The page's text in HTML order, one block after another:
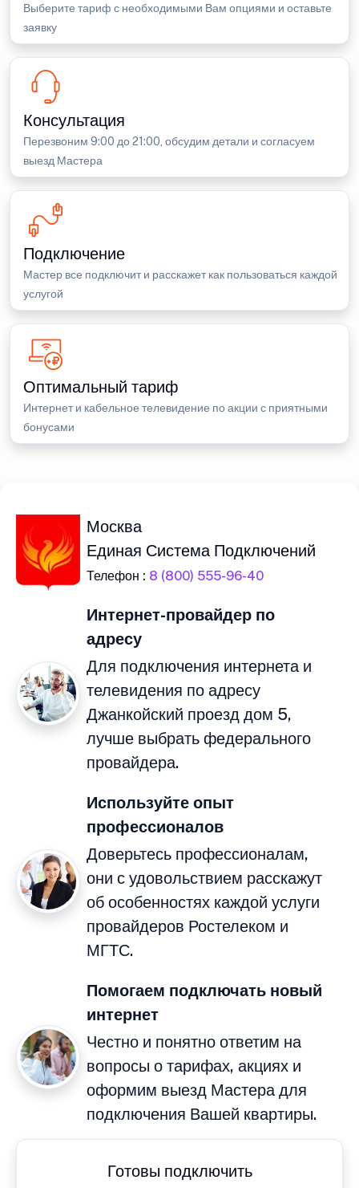
Выберите тариф с необходимыми Вам опциями и оставьте
заявку
Консультация
Перезвоним 9:00 до 21:00, обсудим детали и согласуем
выезд Мастера
Подключение
Мастер все подключит и расскажет как пользоваться каждой
услугой
Оптимальный тариф
Интернет и кабельное телевидение по акции с приятными
бонусами
Москва
Единая Система Подключений
Телефон : 8 (800) 555-96-40
Интернет-провайдер по
адресу
Для подключения интернета и
телевидения по адресу
Джанкойский проезд дом 5,
лучше выбрать федерального
провайдера.
Используйте опыт
профессионалов
Доверьтесь профессионалам,
они с удовольствием расскажут
об особенностях каждой услуги
провайдеров Ростелеком и
МГТС.
Помогаем подключать новый
интернет
Честно и понятно ответим на
вопросы о тарифах, акциях и
оформим выезд Мастера для
подключения Вашей квартиры.
Готовы подключить